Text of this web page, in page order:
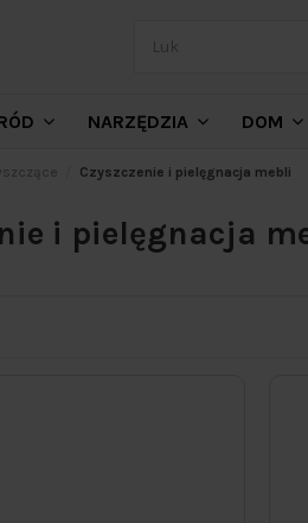
NARZĘDZIA DOM
Czyszczenie i pielęgnacja mebli
i pielęgnacja